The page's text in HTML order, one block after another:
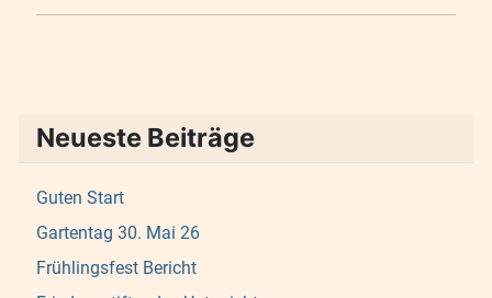
Neueste Beiträge
Guten Start
Gartentag 30. Mai 26
Frühlingsfest Bericht